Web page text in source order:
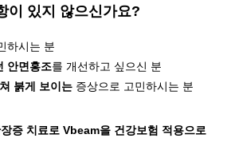
이 있지 않으신가요?
하시는 분
안면홍조를 개선하고 싶으신 분
붉게 보이는 증상으로 고민하시는 분
증 치료로 Vbeam을 건강보험 적용으로